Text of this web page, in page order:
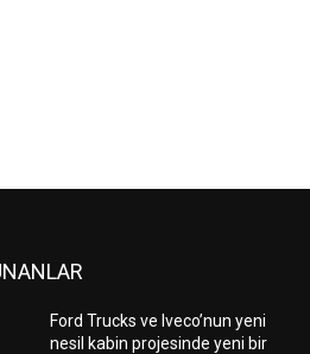
Ford Trucks ve Iveco’nun yeni
nesil kabin projesinde yeni bir